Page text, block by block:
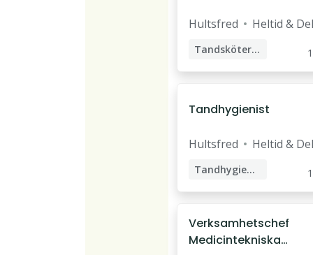
Hultsfred Heltid &
Tandsköterska
Tandhygienist
Hultsfred Heltid &
Tandhygienist
Verksamhetschef
Medicintekniska